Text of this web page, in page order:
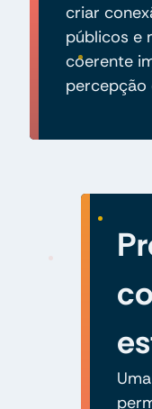
criar
públicos e
coerente
percepção